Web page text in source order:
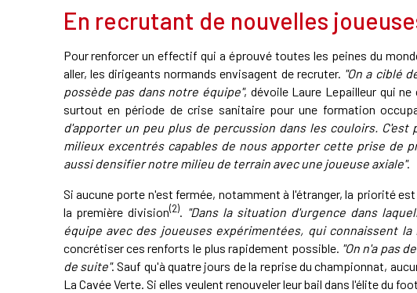
En recrutant de nouvelles
Pour renforcer un effectif qui a éprouvé toutes les peines du
aller, les dirigeants normands envisagent de recruter. "On a ciblé
possède pas dans notre équipe", dévoile Laure Lepailleur qui
surtout en période de crise sanitaire pour une formation
d'apporter un peu plus de percussion dans les couloirs.
milieux excentrés capables de nous apporter cette prise de
aussi densifier notre milieu de terrain avec une joueuse axiale".
Si aucune porte n'est fermée, notamment à l'étranger, la priorité
la première division(2). "Dans la situation d'urgence dans
équipe avec des joueuses expérimentées, qui connaissent la
concrétiser ces renforts le plus rapidement possible. "On n'a pas
de suite". Sauf qu'à quatre jours de la reprise du championnat,
La Cavée Verte. Si elles veulent renouveler leur bail dans l'élite du